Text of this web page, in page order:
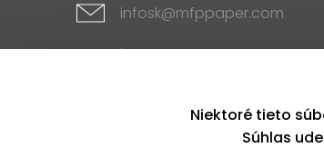
infosk@mfppaper.com
Sociálne siete
Niektoré tieto
Súhlas